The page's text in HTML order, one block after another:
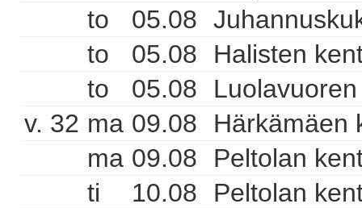
to
05.08
to
05.08
Halisten
to
05.08
v. 32 ma 09.08
Härkämäen
ma 09.08
Peltolan
ti
10.08
Peltolan